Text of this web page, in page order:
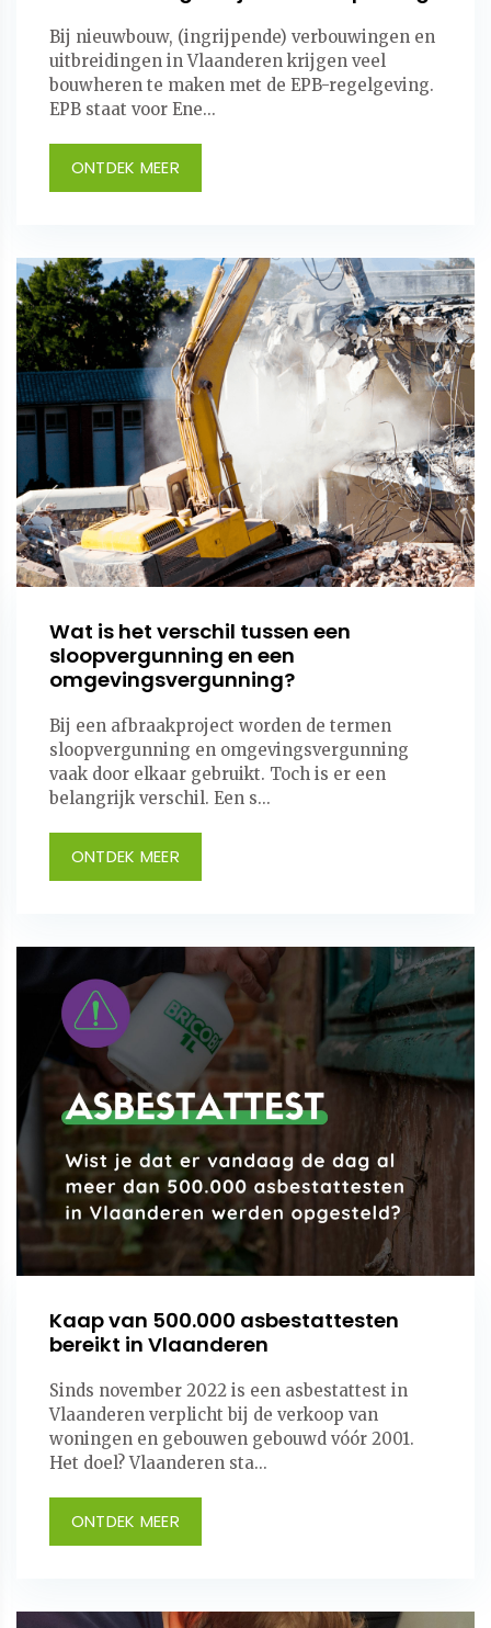
Bij nieuwbouw, (ingrijpende) verbouwingen en
uitbreidingen in Vlaanderen krijgen veel
bouwheren te maken met de EPB-regelgeving.
EPB staat voor Ene...
ONTDEK MEER
Wat is het verschil tussen een
sloopvergunning en een
omgevingsvergunning?
Bij een afbraakproject worden de termen
sloopvergunning en omgevingsvergunning
vaak door elkaar gebruikt. Toch is er een
belangrijk verschil. Een s...
ONTDEK MEER
Kaap van 500.000 asbestattesten
bereikt in Vlaanderen
Sinds november 2022 is een asbestattest in
Vlaanderen verplicht bij de verkoop van
woningen en gebouwen gebouwd vóór 2001.
Het doel? Vlaanderen sta...
ONTDEK MEER